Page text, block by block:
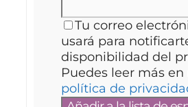
Tu correo
usará para
disponibilidad del
Puedes leer más en
política de